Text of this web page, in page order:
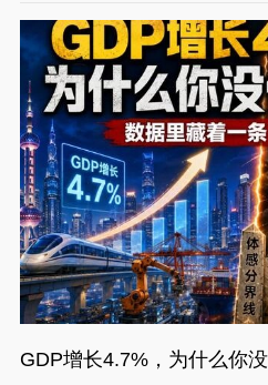
GDP增长4.7%，为什么你